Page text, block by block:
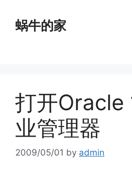
content蜗牛的家
打开Oracle
业管理器
2009/05/01 by admin